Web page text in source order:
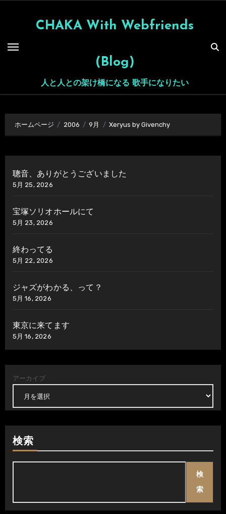
CHAKA With Webfriends
(Blog)
人と人との架け橋になる 歌手になりたい
ホームページ 2006 9月 Xeryus by Givenchy
聰音、ありがとうございました
5月 25, 2026
宝塚ソリオホールにて
5月 23, 2026
終わってる
5月 22, 2026
ジャズがわかる、って？
5月 16, 2026
東京に来てます
5月 16, 2026
アーカイブ
検索
検
索